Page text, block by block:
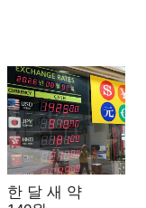
한 달 새 약